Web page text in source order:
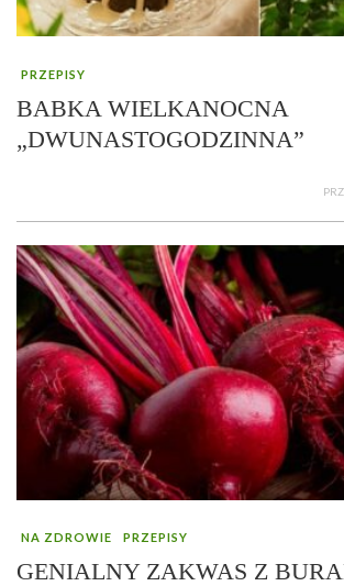
PRZEPISY
BABKA WIELKANOCNA
„DWUNASTOGODZINNA”
NA ZDROWIE PRZEPISY
GENIALNY ZAKWAS Z